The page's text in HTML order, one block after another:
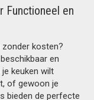
Functioneel en
zonder kosten?
en
keuken wilt
of gewoon je
bieden de perfecte